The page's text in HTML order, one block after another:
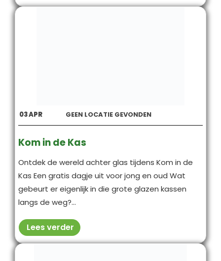
03APR GEEN LOCATIE GEVONDEN
Kom in de Kas
Ontdek de wereld achter glas tijdens Kom in de
Kas Een gratis dagje uit voor jong en oud Wat
gebeurt er eigenlijk in die grote glazen kassen
langs de weg?...
Lees verder